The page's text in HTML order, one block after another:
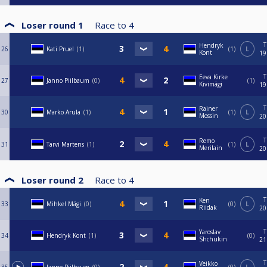
Loser round 1 Race to 4
26 Kati Pruel 1
Hendryk
Kont
1 L
27 Janno Piilbaum 0
Eeva Kirke
Kivimägi
1
30 Marko Arula 1
Rainer
Mossin
1 L
31 Tarvi Martens 1
Remo
Merilain
1 L
Loser round 2 Race to 4
33 Mihkel Mägi 0
Ken
Riidak
0 L
34 Hendryk Kont 1
Yaroslav
Shchukin
0
Veikko